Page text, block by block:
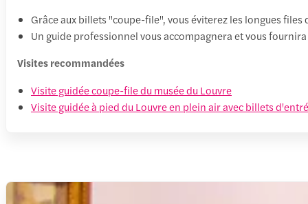
Grâce aux billets "coupe-file", vous éviterez les longues
Un guide professionnel vous accompagnera et vous
Visites recommandées
Visite guidée coupe-file du musée du Louvre
Visite guidée à pied du Louvre en plein air avec billets